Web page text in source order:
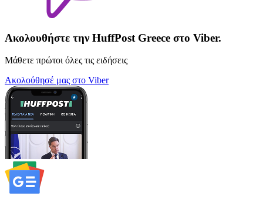
Ακολουθήστε την HuffPost Greece στο Viber.
Μάθετε πρώτοι όλες τις ειδήσεις
Ακολούθησέ μας στο Viber